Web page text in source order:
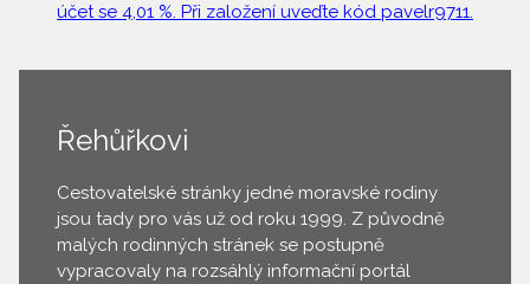
účet se 4,01 %. Při založení uveďte kód pavelr9711.
Řehůřkovi
Cestovatelské stránky jedné moravské rodiny
jsou tady pro vás už od roku 1999. Z původně
malých rodinných stránek se postupně
vypracovaly na rozsáhlý informační portál